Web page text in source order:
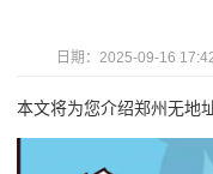
日期： 2025-09-16
本文将为您介绍郑州无地